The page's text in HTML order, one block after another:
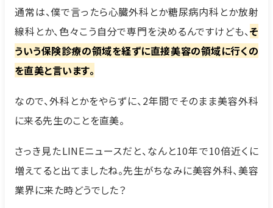
通常は、僕で言ったら心臓外科とか糖尿病内科とか放射
線科とか、色々こう自分で専門を決めるんですけども、そ
ういう保険診療の領域を経ずに直接美容の領域に行くの
を直美と言います。
なので、外科とかをやらずに、2年間でそのまま美容外科
に来る先生のことを直美。
さっき見たLINEニュースだと、なんと10年で10倍近くに
増えてると出てましたね。先生がちなみに美容外科、美容
業界に来た時どうでした？